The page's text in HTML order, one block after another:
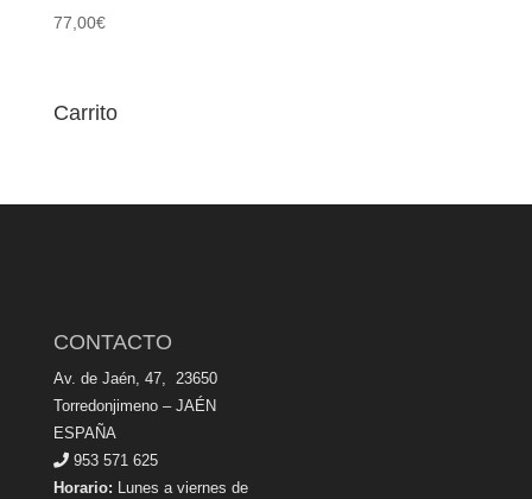
77,00€
Carrito
CONTACTO
Av. de Jaén, 47, 23650
Torredonjimeno – JAÉN
ESPAÑA
953 571 625
Horario: Lunes a viernes de